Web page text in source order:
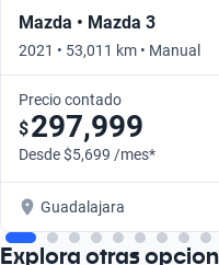
Mazda • Mazda 3
2021 • 53,011 km • Manual
Precio contado
$297,999
Desde $5,699 /mes*
Guadalajara
Explora otras